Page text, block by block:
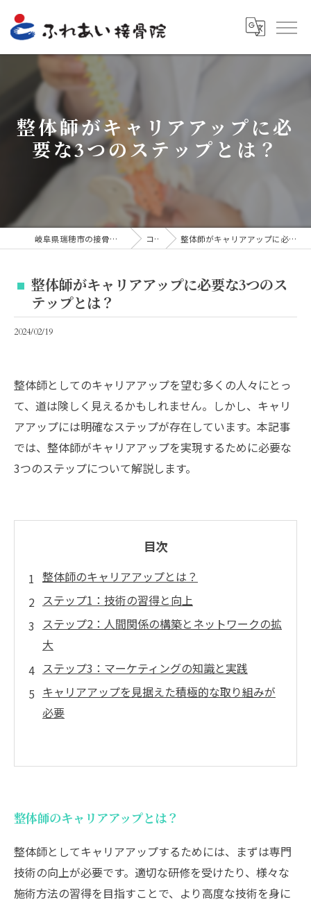
整体師がキャリアアップに必
要な3つのステップとは？
岐阜県瑞穂市の接骨院ならふれあい接骨院 コラム 整体師がキャリアアップに必要な3つのステップとは？
整体師がキャリアアップに必要な3つのス
テップとは？
2024/02/19
整体師としてのキャリアアップを望む多くの人々にとっ
て、道は険しく見えるかもしれません。しかし、キャリ
アアップには明確なステップが存在しています。本記事
では、整体師がキャリアアップを実現するために必要な
3つのステップについて解説します。
目次
整体師のキャリアアップとは？
ステップ1：技術の習得と向上
ステップ2：人間関係の構築とネットワークの拡
大
ステップ3：マーケティングの知識と実践
キャリアアップを見据えた積極的な取り組みが
必要
整体師のキャリアアップとは？
整体師としてキャリアアップするためには、まずは専門
技術の向上が必要です。適切な研修を受けたり、様々な
施術方法の習得を目指すことで、より高度な技術を身に